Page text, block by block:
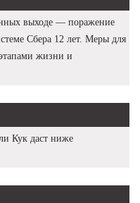
выходе — поражение
Сбера 12 лет. Меры для
жизни и
Кук даст ниже